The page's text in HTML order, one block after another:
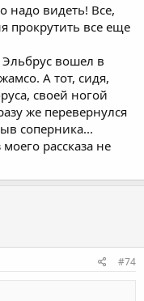
надо видеть! Все,
прокрутить все еще
вошел в
А тот, сидя,
своей ногой
же перевернулся
соперника...
рассказа не
#74